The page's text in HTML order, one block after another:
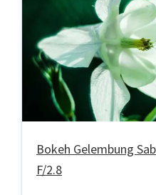
Bokeh Gelembung
F/2.8